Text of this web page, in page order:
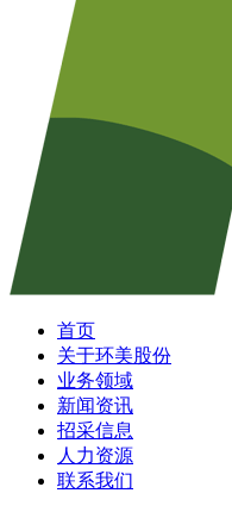
首页
关于环美股份
业务领域
新闻资讯
招采信息
人力资源
联系我们